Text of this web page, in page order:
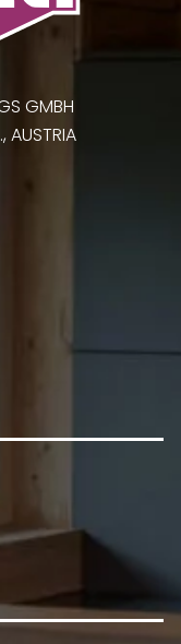
GMBH
AUSTRIA